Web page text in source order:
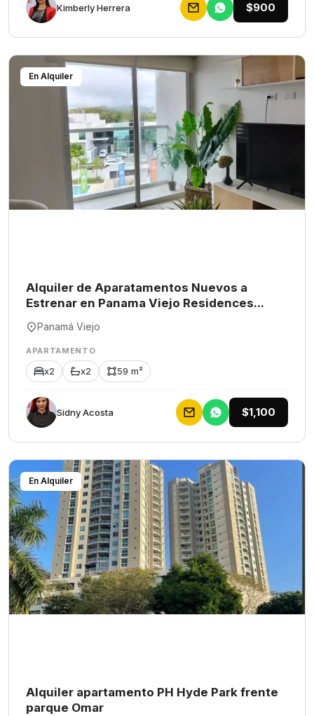
Kimberly Herrera $900
En Alquiler
Alquiler de Aparatamentos Nuevos a
Estrenar en Panama Viejo Residences...
Panamá Viejo
APARTAMENTO
x2 x2 59 m²
Sidny Acosta $1,100
En Alquiler
Alquiler apartamento PH Hyde Park frente
parque Omar